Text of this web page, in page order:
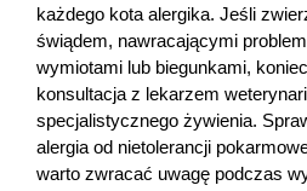
Grupy produktowe
Marki
każdego kota alergika. Jeśli
świądem, nawracającymi
wymiotami lub biegunkami,
konsultacja z lekarzem
specjalistycznego żywienia.
alergia od nietolerancji
warto zwracać uwagę podczas